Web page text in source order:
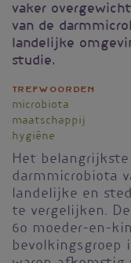
vaker
van de
landelijke
studie.
Trefwoorden
microbiota
maatschappij
hygiëne
Het
darmmicrobiota
landelijke en
te vergelijken.
60 moeder-en-
bevolkingsgroep